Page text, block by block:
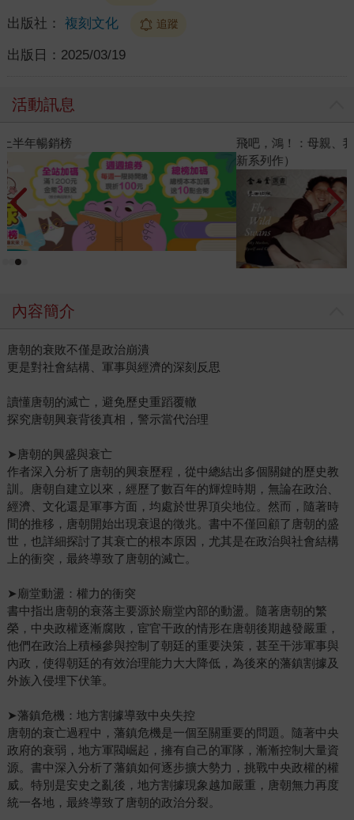
出版社： 複刻文化 追蹤
出版日： 2025/03/19
活動訊息
飛吧，鴻！：母親、我與中國（暢銷全球逾1500萬冊《鴻》最
新系列作）
內容簡介
唐朝的衰敗不僅是政治崩潰
更是對社會結構、軍事與經濟的深刻反思
讀懂唐朝的滅亡，避免歷史重蹈覆轍
探究唐朝興衰背後真相，警示當代治理
➤唐朝的興盛與衰亡
作者深入分析了唐朝的興衰歷程，從中總結出多個關鍵的歷史教
訓。唐朝自建立以來，經歷了數百年的輝煌時期，無論在政治、
經濟、文化還是軍事方面，均處於世界頂尖地位。然而，隨著時
間的推移，唐朝開始出現衰退的徵兆。書中不僅回顧了唐朝的盛
世，也詳細探討了其衰亡的根本原因，尤其是在政治與社會結構
上的衝突，最終導致了唐朝的滅亡。
➤廟堂動盪：權力的衝突
書中指出唐朝的衰落主要源於廟堂內部的動盪。隨著唐朝的繁
榮，中央政權逐漸腐敗，宦官干政的情形在唐朝後期越發嚴重，
他們在政治上積極參與控制了朝廷的重要決策，甚至干涉軍事與
內政，使得朝廷的有效治理能力大大降低，為後來的藩鎮割據及
外族入侵埋下伏筆。
➤藩鎮危機：地方割據導致中央失控
唐朝的衰亡過程中，藩鎮危機是一個至關重要的問題。隨著中央
政府的衰弱，地方軍閥崛起，擁有自己的軍隊，漸漸控制大量資
源。書中深入分析了藩鎮如何逐步擴大勢力，挑戰中央政權的權
威。特別是安史之亂後，地方割據現象越加嚴重，唐朝無力再度
統一各地，最終導致了唐朝的政治分裂。